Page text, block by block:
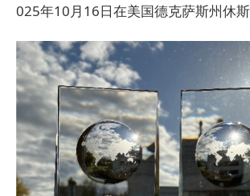
025年10月16日在美国德克萨斯州休斯